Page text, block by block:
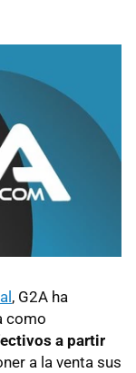
, G2A ha
como
a partir
a la venta sus